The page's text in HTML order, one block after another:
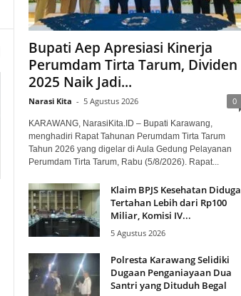
Bupati Aep Apresiasi Kinerja
Perumdam Tirta Tarum, Dividen
2025 Naik Jadi...
Narasi Kita - 5 Agustus 2026 0
KARAWANG, NarasiKita.ID – Bupati Karawang,
menghadiri Rapat Tahunan Perumdam Tirta Tarum
Tahun 2026 yang digelar di Aula Gedung Pelayanan
Perumdam Tirta Tarum, Rabu (5/8/2026). Rapat...
Klaim BPJS Kesehatan Diduga
Tertahan Lebih dari Rp100
Miliar, Komisi IV...
5 Agustus 2026
Polresta Karawang Selidiki
Dugaan Penganiayaan Dua
Santri yang Dituduh Begal